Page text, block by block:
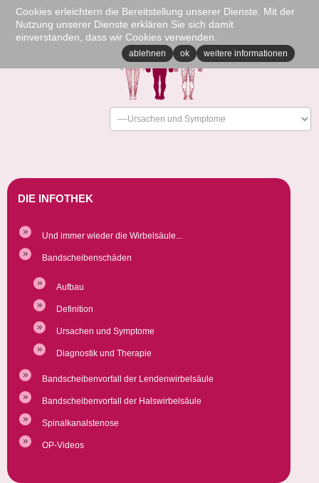
DIE INFOTHEK
Und immer wieder die Wirbelsäule...
Bandscheibenschäden
Aufbau
Definition
Ursachen und Symptome
Diagnostik und Therapie
Bandscheibenvorfall der Lendenwirbelsäule
Bandscheibenvorfall der Halswirbelsäule
Spinalkanalstenose
OP-Videos
Cookies erleichtern die Bereitstellung unserer Dienste. Mit der
Nutzung unserer Dienste erklären Sie sich damit
einverstanden, dass wir Cookies verwenden.
weitere informationen
ok
ablehnen